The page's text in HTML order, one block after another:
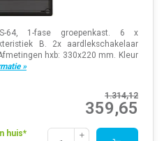
64, 1-fase groepenkast. 6 x
B. 2x aardlekschakelaar
hxb: 330x220 mm. Kleur
»
1.314,12
359,65
huis*